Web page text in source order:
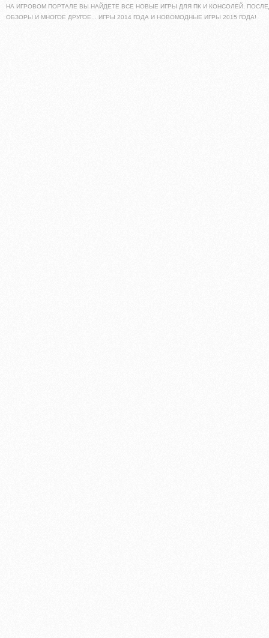
НА ИГРОВОМ ПОРТАЛЕ ВЫ НАЙДЕТЕ ВСЕ НОВЫЕ ИГРЫ ДЛЯ ПК И КОНСОЛЕЙ.
ОБЗОРЫ И МНОГОЕ ДРУГОЕ... ИГРЫ 2014 ГОДА И НОВОМОДНЫЕ ИГРЫ 2015 ГОДА!